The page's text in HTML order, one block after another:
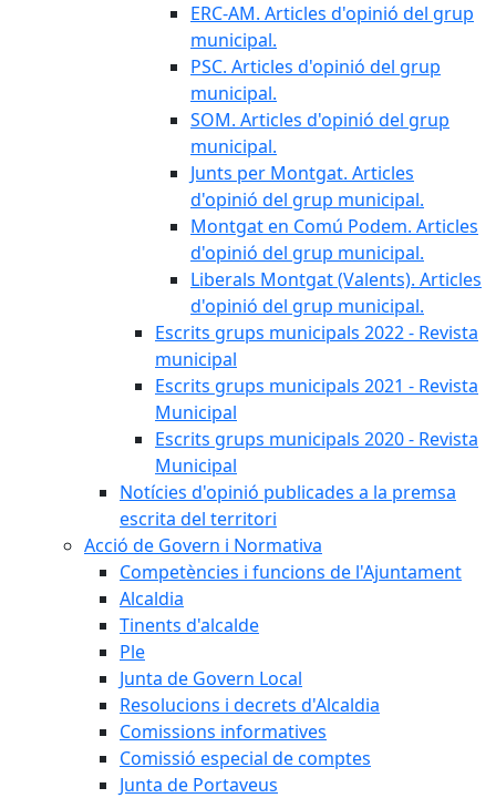
ERC-AM. Articles d'opinió del grup
municipal.
PSC. Articles d'opinió del grup
municipal.
SOM. Articles d'opinió del grup
municipal.
Junts per Montgat. Articles
d'opinió del grup municipal.
Montgat en Comú Podem. Articles
d'opinió del grup municipal.
Liberals Montgat (Valents). Articles
d'opinió del grup municipal.
Escrits grups municipals 2022 - Revista
municipal
Escrits grups municipals 2021 - Revista
Municipal
Escrits grups municipals 2020 - Revista
Municipal
Notícies d'opinió publicades a la premsa
escrita del territori
Acció de Govern i Normativa
Competències i funcions de l'Ajuntament
Alcaldia
Tinents d'alcalde
Ple
Junta de Govern Local
Resolucions i decrets d'Alcaldia
Comissions informatives
Comissió especial de comptes
Junta de Portaveus